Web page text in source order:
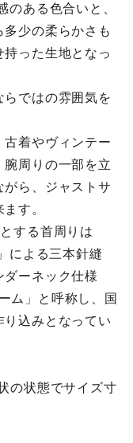
のある色合いと、
少の柔らかさも
った生地となっ
ではの雰囲気を
着やヴィンテー
腕周りの一部を立
ら、ジャストサ
す。
する首周りは
による三本針縫
ーネック仕様
ム」と呼称し、国
込みとなってい
の状態でサイズ寸